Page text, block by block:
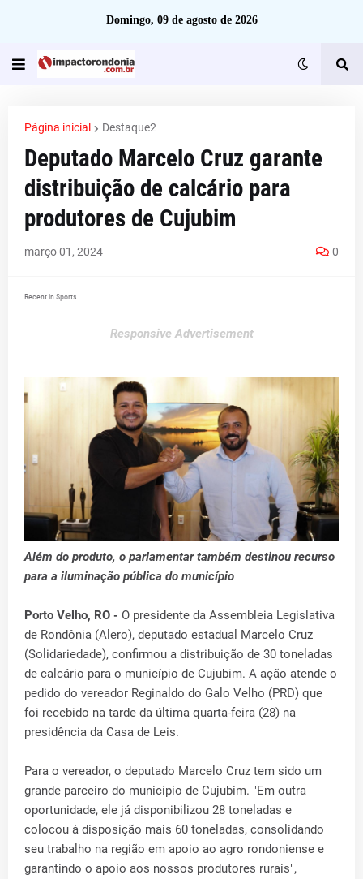
Domingo, 09 de agosto de 2026
Página inicial Destaque2
Deputado Marcelo Cruz garante
distribuição de calcário para
produtores de Cujubim
março 01, 2024 0
Recent in Sports
Responsive Advertisement
Além do produto, o parlamentar também destinou recurso
para a iluminação pública do município
Porto Velho, RO - O presidente da Assembleia Legislativa
de Rondônia (Alero), deputado estadual Marcelo Cruz
(Solidariedade), confirmou a distribuição de 30 toneladas
de calcário para o município de Cujubim. A ação atende o
pedido do vereador Reginaldo do Galo Velho (PRD) que
foi recebido na tarde da última quarta-feira (28) na
presidência da Casa de Leis.
Para o vereador, o deputado Marcelo Cruz tem sido um
grande parceiro do município de Cujubim. "Em outra
oportunidade, ele já disponibilizou 28 toneladas e
colocou à disposição mais 60 toneladas, consolidando
seu trabalho na região em apoio ao agro rondoniense e
garantindo o apoio aos nossos produtores rurais",